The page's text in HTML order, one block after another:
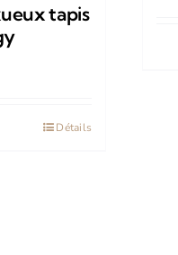
tapis
Détails